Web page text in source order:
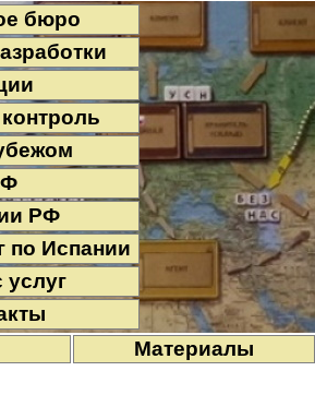
бюро
РФ
по Испании
услуг
Материалы